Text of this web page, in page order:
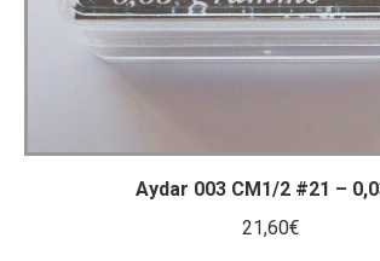
Aydar 003 CM1/2 #21 –
21,60€